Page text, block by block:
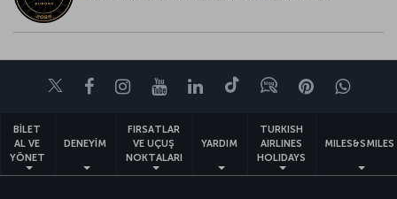
TwitterFacebookInstagram
YoutubeLinkedIn
TiktokBlogPinterest
BİLET
AL VE
YÖNET
DENEYİM
FIRSATLAR
VE UÇUŞ
NOKTALARI
YARDIM
TURKISH
AIRLINES
HOLIDAYS
MILES&SMILES